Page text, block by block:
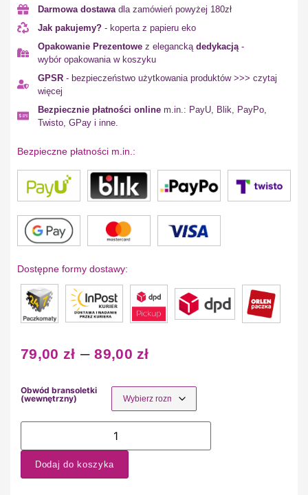
Darmowa dostawa dla zamówień powyżej 180zł
Jak pakujemy? - koperta z papieru eko
Opakowanie Prezentowe z eleganckądedykacją -
wybór opakowania w koszyku
GPSR - bezpieczeństwo użytkowania produktów >>> czytaj
więcej
Bezpiecznie płatności online m.in.: PayU, Blik, PayPo,
Twisto, GPay i inne.
Bezpieczne płatności m.in.:
Dostępne formy dostawy:
79,00 zł – 89,00zł
Obwód bransoletki
(wewnętrzny)
Dodaj do koszyka